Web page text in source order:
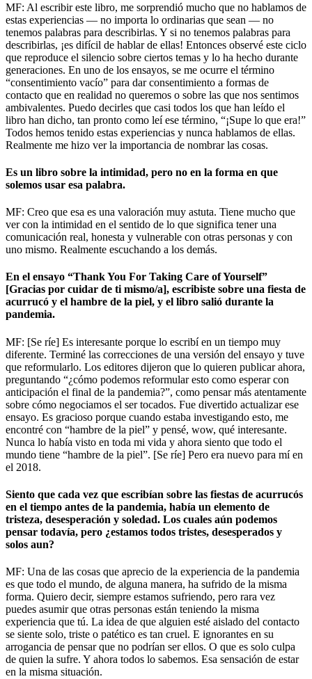
MF: Al escribir este libro, me sorprendió mucho que no hablamos de
estas experiencias — no importa lo ordinarias que sean — no
tenemos palabras para describirlas. Y si no tenemos palabras para
describirlas, ¡es difícil de hablar de ellas! Entonces observé este ciclo
que reproduce el silencio sobre ciertos temas y lo ha hecho durante
generaciones. En uno de los ensayos, se me ocurre el término
“consentimiento vacío” para dar consentimiento a formas de
contacto que en realidad no queremos o sobre las que nos sentimos
ambivalentes. Puedo decirles que casi todos los que han leído el
libro han dicho, tan pronto como leí ese término, “¡Supe lo que era!”
Todos hemos tenido estas experiencias y nunca hablamos de ellas.
Realmente me hizo ver la importancia de nombrar las cosas.
Es un libro sobre la intimidad, pero no en la forma en que
solemos usar esa palabra.
MF: Creo que esa es una valoración muy astuta. Tiene mucho que
ver con la intimidad en el sentido de lo que significa tener una
comunicación real, honesta y vulnerable con otras personas y con
uno mismo. Realmente escuchando a los demás.
En el ensayo “Thank You For Taking Care of Yourself”
[Gracias por cuidar de ti mismo/a], escribiste sobre una fiesta de
acurrucó y el hambre de la piel, y el libro salió durante la
pandemia.
MF: [Se ríe] Es interesante porque lo escribí en un tiempo muy
diferente. Terminé las correcciones de una versión del ensayo y tuve
que reformularlo. Los editores dijeron que lo quieren publicar ahora,
preguntando “¿cómo podemos reformular esto como esperar con
anticipación el final de la pandemia?”, como pensar más atentamente
sobre cómo negociamos el ser tocados. Fue divertido actualizar ese
ensayo. Es gracioso porque cuando estaba investigando esto, me
encontré con “hambre de la piel” y pensé, wow, qué interesante.
Nunca lo había visto en toda mi vida y ahora siento que todo el
mundo tiene “hambre de la piel”. [Se ríe] Pero era nuevo para mí en
el 2018.
Siento que cada vez que escribían sobre las fiestas de acurrucós
en el tiempo antes de la pandemia, había un elemento de
tristeza, desesperación y soledad. Los cuales aún podemos
pensar todavía, pero ¿estamos todos tristes, desesperados y
solos aun?
MF: Una de las cosas que aprecio de la experiencia de la pandemia
es que todo el mundo, de alguna manera, ha sufrido de la misma
forma. Quiero decir, siempre estamos sufriendo, pero rara vez
puedes asumir que otras personas están teniendo la misma
experiencia que tú. La idea de que alguien esté aislado del contacto
se siente solo, triste o patético es tan cruel. E ignorantes en su
arrogancia de pensar que no podrían ser ellos. O que es solo culpa
de quien la sufre. Y ahora todos lo sabemos. Esa sensación de estar
en la misma situación.